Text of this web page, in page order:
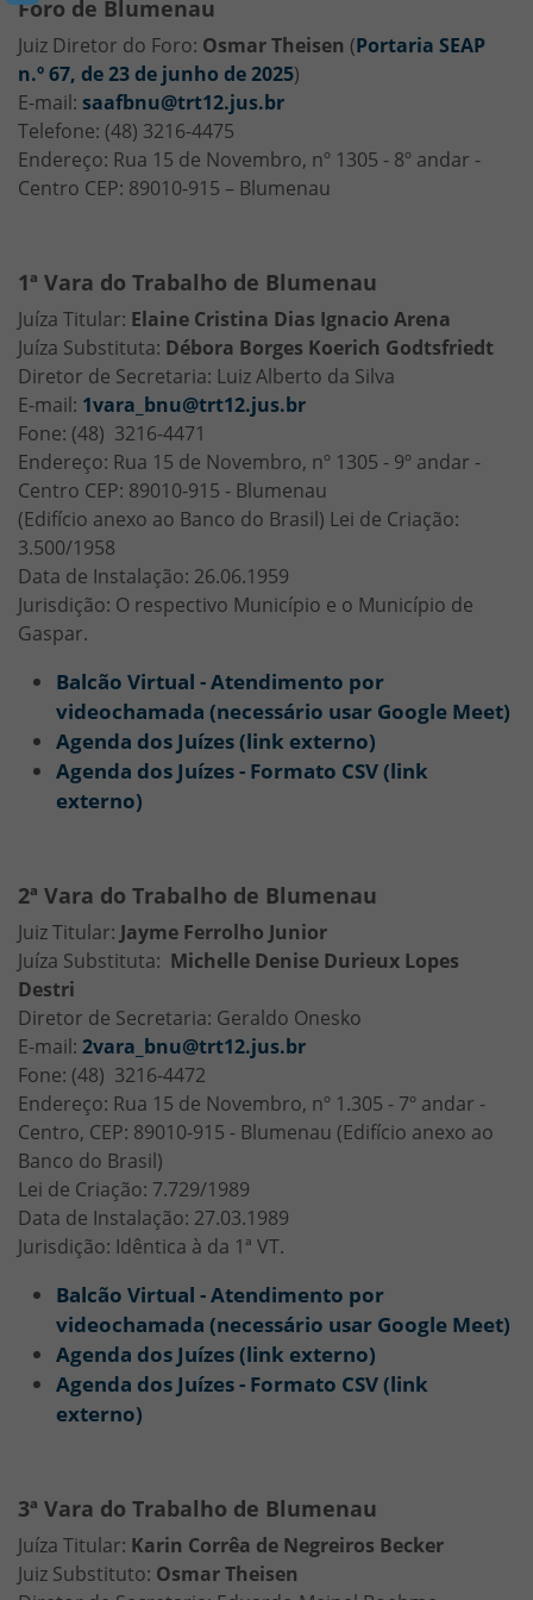
Foro de Blumenau
Juiz Diretor do Foro: Osmar Theisen (Portaria SEAP
n.º 67, de 23 de junho de 2025)
E-mail: saafbnu@trt12.jus.br
Telefone: (48) 3216-4475
Endereço: Rua 15 de Novembro, nº 1305 - 8º andar -
Centro CEP: 89010-915 – Blumenau
1ª Vara do Trabalho de Blumenau
Juíza Titular: Elaine Cristina Dias Ignacio Arena
Juíza Substituta: Débora Borges Koerich Godtsfriedt
Diretor de Secretaria: Luiz Alberto da Silva
E-mail: 1vara_bnu@trt12.jus.br
Fone: (48) 3216-4471
Endereço: Rua 15 de Novembro, nº 1305 - 9º andar -
Centro CEP: 89010-915 - Blumenau
(Edifício anexo ao Banco do Brasil) Lei de Criação:
3.500/1958
Data de Instalação: 26.06.1959
Jurisdição: O respectivo Município e o Município de
Gaspar.
Balcão Virtual - Atendimento por
videochamada (necessário usar Google Meet)
Agenda dos Juízes (link externo)
Agenda dos Juízes - Formato CSV (link
externo)
2ª Vara do Trabalho de Blumenau
Juiz Titular: Jayme Ferrolho Junior
Juíza Substituta: Michelle Denise Durieux Lopes
Destri
Diretor de Secretaria: Geraldo Onesko
E-mail: 2vara_bnu@trt12.jus.br
Fone: (48) 3216-4472
Endereço: Rua 15 de Novembro, nº 1.305 - 7º andar -
Centro, CEP: 89010-915 - Blumenau (Edifício anexo ao
Banco do Brasil)
Lei de Criação: 7.729/1989
Data de Instalação: 27.03.1989
Jurisdição: Idêntica à da 1ª VT.
Balcão Virtual - Atendimento por
videochamada (necessário usar Google Meet)
Agenda dos Juízes (link externo)
Agenda dos Juízes - Formato CSV (link
externo)
3ª Vara do Trabalho de Blumenau
Juíza Titular: Karin Corrêa de Negreiros Becker
Juiz Substituto: Osmar Theisen